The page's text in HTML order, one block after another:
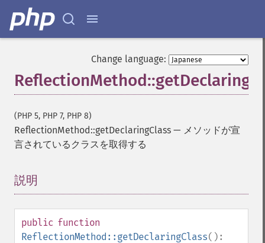
Change language:
(PHP 5, PHP 7, PHP 8)
ReflectionMethod::getDeclaringClass — メソッドが宣
言されているクラスを取得する
説明
public function
ReflectionMethod::getDeclaringClass():